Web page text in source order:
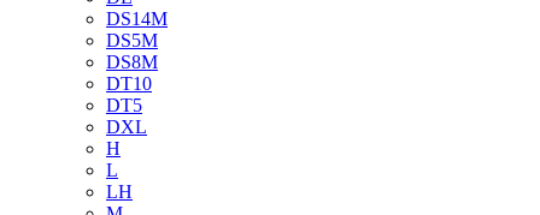
DS14M
DS5M
DS8M
DT10
DT5
DXL
H
L
LH